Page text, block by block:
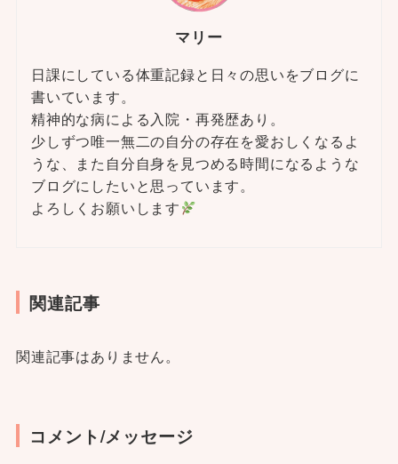
マリー
日課にしている体重記録と日々の思いをブログに
書いています。
精神的な病による入院・再発歴あり。
少しずつ唯一無二の自分の存在を愛おしくなるよ
うな、また自分自身を見つめる時間になるような
ブログにしたいと思っています。
よろしくお願いします
関連記事
関連記事はありません。
コメント/メッセージ